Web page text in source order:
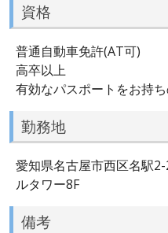
資格
普通自動車免許(AT可)
高卒以上
有効なパスポートをお持
勤務地
愛知県名古屋市西区名駅
ルタワー8F
備考